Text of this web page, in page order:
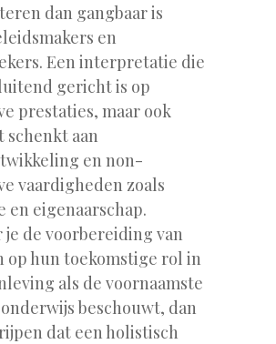
dan gangbaar is
en
Een interpretatie die
gericht is op
prestaties, maar ook
schenkt aan
en non-
vaardigheden zoals
en eigenaarschap.
je de voorbereiding van
op hun toekomstige rol in
als de voornaamste
beschouwt, dan
dat een holistisch